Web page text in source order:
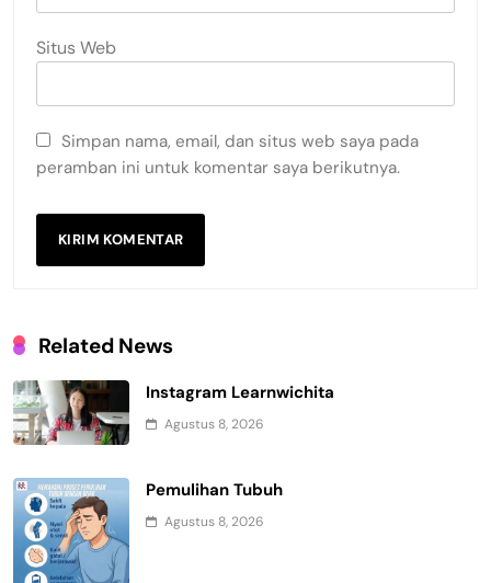
Situs Web
Simpan nama, email, dan situs web saya pada
peramban ini untuk komentar saya berikutnya.
Related News
Instagram Learnwichita
Agustus 8, 2026
Pemulihan Tubuh
Agustus 8, 2026